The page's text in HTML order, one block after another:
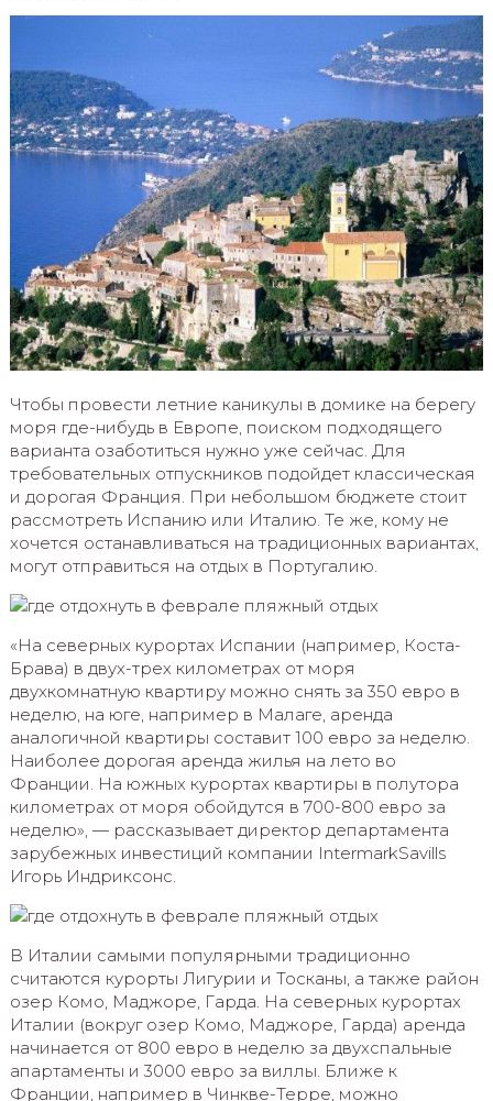
Чтобы провести летние каникулы в домике на берегу
моря где-нибудь в Европе, поиском подходящего
варианта озаботиться нужно уже сейчас. Для
требовательных отпускников подойдет классическая
и дорогая Франция. При небольшом бюджете стоит
рассмотреть Испанию или Италию. Те же, кому не
хочется останавливаться на традиционных вариантах,
могут отправиться на отдых в Португалию.
«На северных курортах Испании (например, Коста-
Брава) в двух-трех километрах от моря
двухкомнатную квартиру можно снять за 350 евро в
неделю, на юге, например в Малаге, аренда
аналогичной квартиры составит 100 евро за неделю.
Наиболее дорогая аренда жилья на лето во
Франции. На южных курортах квартиры в полутора
километрах от моря обойдутся в 700-800 евро за
неделю», — рассказывает директор департамента
зарубежных инвестиций компании IntermarkSavills
Игорь Индриксонс.
В Италии самыми популярными традиционно
считаются курорты Лигурии и Тосканы, а также район
озер Комо, Маджоре, Гарда. На северных курортах
Италии (вокруг озер Комо, Маджоре, Гарда) аренда
начинается от 800 евро в неделю за двухспальные
апартаменты и 3000 евро за виллы. Ближе к
Франции, например в Чинкве-Терре, можно